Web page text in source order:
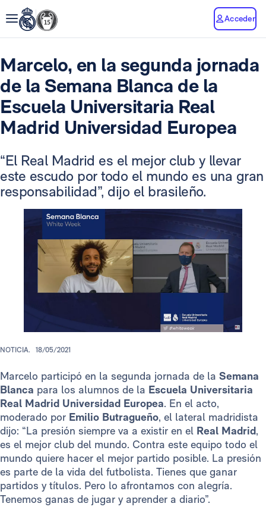
Acceder
Marcelo, en la segunda jornada
de la Semana Blanca de la
Escuela Universitaria Real
Madrid Universidad Europea
“El Real Madrid es el mejor club y llevar
este escudo por todo el mundo es una gran
responsabilidad”, dijo el brasileño.
NOTICIA. 18/05/2021
Marcelo participó en la segunda jornada de la Semana
Blanca para los alumnos de la Escuela Universitaria
Real Madrid Universidad Europea. En el acto,
moderado por Emilio Butragueño, el lateral madridista
dijo: “La presión siempre va a existir en el Real Madrid,
es el mejor club del mundo. Contra este equipo todo el
mundo quiere hacer el mejor partido posible. La presión
es parte de la vida del futbolista. Tienes que ganar
partidos y títulos. Pero lo afrontamos con alegría.
Tenemos ganas de jugar y aprender a diario”.